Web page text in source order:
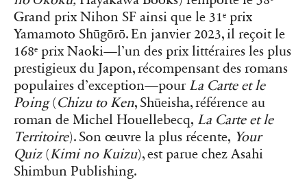
Grand prix Nihon SF ainsi que le 31ᵉ prix
Yamamoto Shūgōrō. En janvier 2023, il reçoit le
168ᵉ prix Naoki—l’un des prix littéraires les plus
prestigieux du Japon, récompensant des romans
populaires d’exception—pour La Carte et le
Poing(Chizu to Ken, Shūeisha, référence au
roman de Michel Houellebecq, La Carte et le
Territoire). Son œuvre la plus récente, Your
Quiz (Kimi no Kuizu), est parue chez Asahi
Shimbun Publishing.